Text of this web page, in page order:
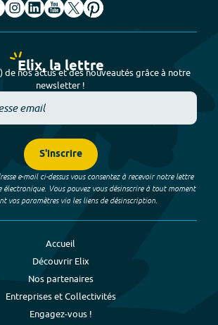
Elix, la lettre
de nos actus et des nouveautés grâce à notre
newsletter !
S'inscrire
e-mail ci-dessus vous consentez à recevoir notre lettre
Vous pouvez vous désinscrire à tout moment
vos paramètres via les liens de désinscription.
Accueil
Découvrir Elix
Nos partenaires
Entreprises et Collectivités
Engagez-vous !